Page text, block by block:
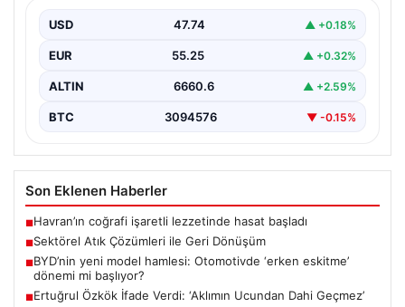
altyapı sistemlerini sürekli aralıklarla değiştirmektedir.
Bu güncelleme süreçlerinde…
USD 47.74 ▲ +0.18%
EUR 55.25 ▲ +0.32%
ALTIN 6660.6 ▲ +2.59%
BTC 3094576 ▼ -0.15%
Son Eklenen Haberler
■Havran’ın coğrafi işaretli lezzetinde hasat başladı
■Sektörel Atık Çözümleri ile Geri Dönüşüm
■BYD’nin yeni model hamlesi: Otomotivde ‘erken eskitme’
dönemi mi başlıyor?
■Ertuğrul Özkök İfade Verdi: ‘Aklımın Ucundan Dahi Geçmez’